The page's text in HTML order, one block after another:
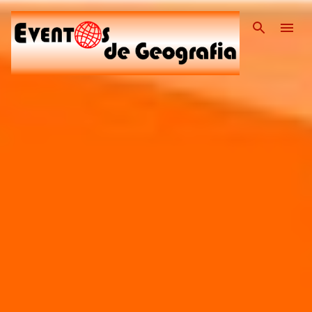
Pular para o conteúdo